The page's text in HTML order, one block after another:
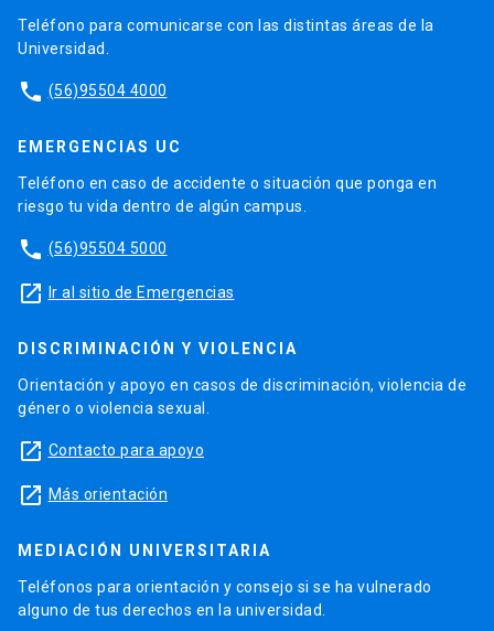
Teléfono para comunicarse con las distintas áreas de la
Universidad.
phone (56)95504 4000
EMERGENCIAS UC
Teléfono en caso de accidente o situación que ponga en
riesgo tu vida dentro de algún campus.
phone (56)95504 5000
launch Ir al sitio de Emergencias
DISCRIMINACIÓN Y VIOLENCIA
Orientación y apoyo en casos de discriminación, violencia de
género o violencia sexual.
launch Contacto para apoyo
launch Más orientación
MEDIACIÓN UNIVERSITARIA
Teléfonos para orientación y consejo si se ha vulnerado
alguno de tus derechos en la universidad.